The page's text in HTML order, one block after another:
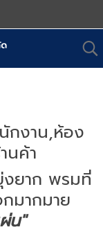
กงาน,ห้อง
นค้า
ยาก พรมที่
มากมาย
น"